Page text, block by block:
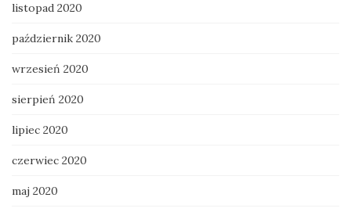
listopad 2020
październik 2020
wrzesień 2020
sierpień 2020
lipiec 2020
czerwiec 2020
maj 2020